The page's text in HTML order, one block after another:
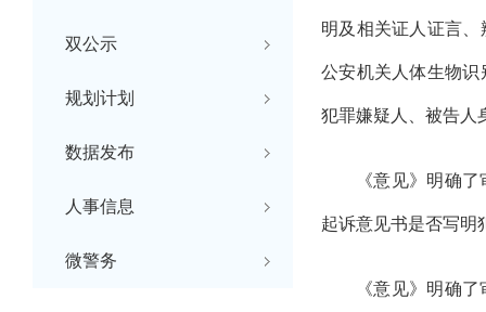
双公示
规划计划
数据发布
人事信息
微警务
明及相关证人证言
公安机关人体生物
犯罪嫌疑人、被告人
《意见》明确
起诉意见书是否写明
《意见》明确